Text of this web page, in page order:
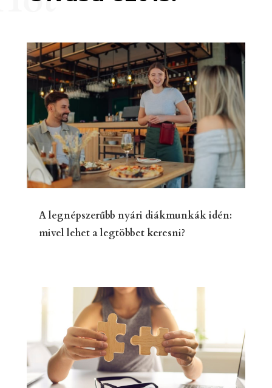
A legnépszerűbb nyári diákmunkák idén:
mivel lehet a legtöbbet keresni?